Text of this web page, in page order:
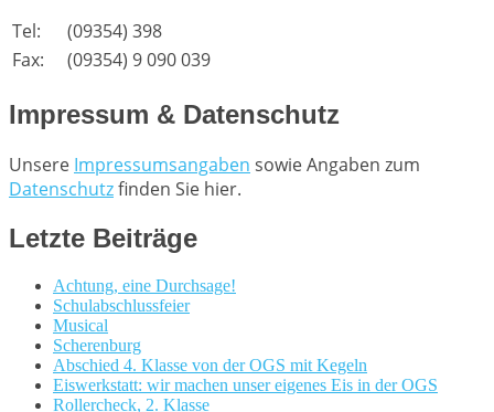
Tel:
(09354) 398
Fax:
(09354) 9 090 039
Impressum & Datenschutz
Unsere Impressumsangaben sowie Angaben zum
Datenschutzfinden Sie hier.
Letzte Beiträge
Achtung, eine Durchsage!
Schulabschlussfeier
Musical
Scherenburg
Abschied 4. Klasse von der OGS mit Kegeln
Eiswerkstatt: wir machen unser eigenes Eis in der OGS
Rollercheck, 2. Klasse